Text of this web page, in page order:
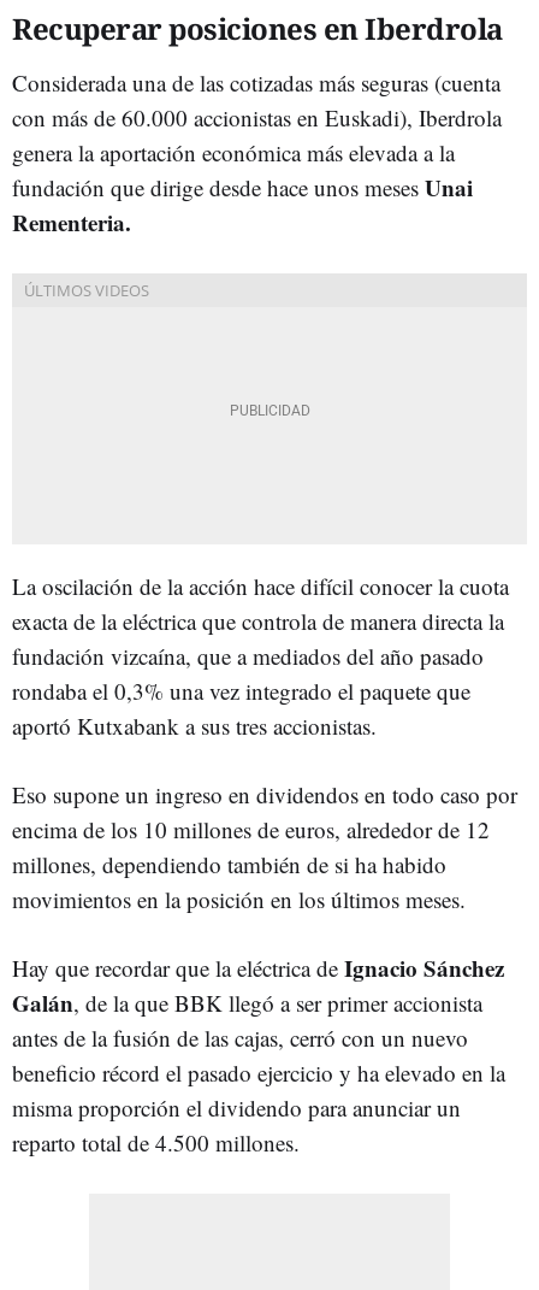
Recuperar posiciones en Iberdrola
Considerada una de las cotizadas más seguras (cuenta
con más de 60.000 accionistas en Euskadi), Iberdrola
genera la aportación económica más elevada a la
fundación que dirige desde hace unos meses Unai
Rementeria.
La oscilación de la acción hace difícil conocer la cuota
exacta de la eléctrica que controla de manera directa la
fundación vizcaína, que a mediados del año pasado
rondaba el 0,3% una vez integrado el paquete que
aportó Kutxabank a sus tres accionistas.
Eso supone un ingreso en dividendos en todo caso por
encima de los 10 millones de euros, alrededor de 12
millones, dependiendo también de si ha habido
movimientos en la posición en los últimos meses.
Hay que recordar que la eléctrica de Ignacio Sánchez
Galán, de la que BBK llegó a ser primer accionista
antes de la fusión de las cajas, cerró con un nuevo
beneficio récord el pasado ejercicio y ha elevado en la
misma proporción el dividendo para anunciar un
reparto total de 4.500 millones.